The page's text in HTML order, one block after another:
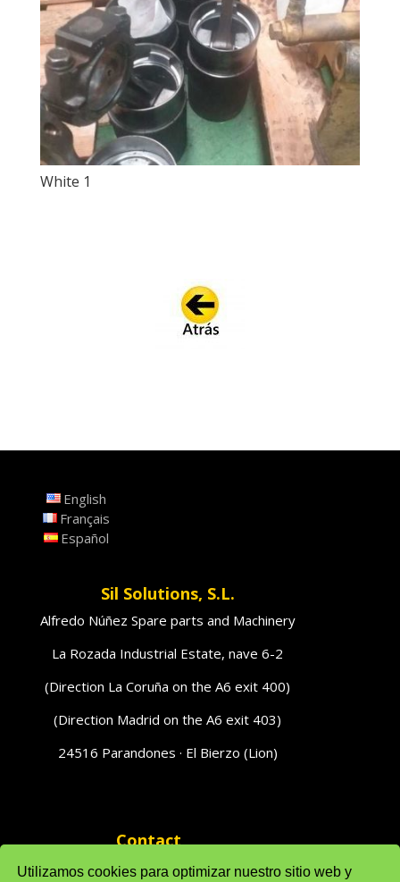
Utilizamos cookies para optimizar nuestro sitio web y
White 1
English
Français
Español
Sil Solutions, S.L.
Alfredo Núñez Spare parts and Machinery
La Rozada Industrial Estate, nave 6-2
(Direction La Coruña on the A6 exit 400)
(Direction Madrid on the A6 exit 403)
24516 Parandones · El Bierzo (Lion)
Contact
phones 616951796 · 616951793